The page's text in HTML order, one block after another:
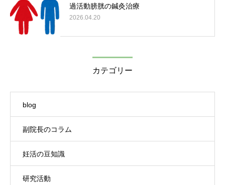
過活動膀胱の鍼灸治療
2026.04.20
カテゴリー
blog
副院長のコラム
妊活の豆知識
研究活動